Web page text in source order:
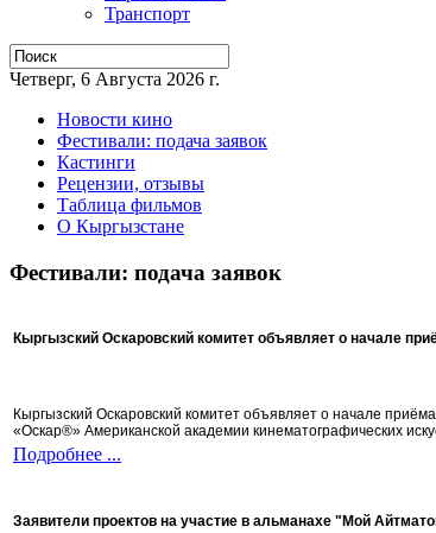
Транспорт
Четверг, 6 Августа 2026 г.
Новости кино
Фестивали: подача заявок
Кастинги
Рецензии, отзывы
Таблица фильмов
О Кыргызстане
Фестивали: подача заявок
Кыргызский Оскаровский комитет объявляет о начале
Кыргызский Оскаровский комитет объявляет о начале
«Оскар®» Американской академии кинематографических
Подробнее ...
Заявители проектов на участие в альманахе "Мой